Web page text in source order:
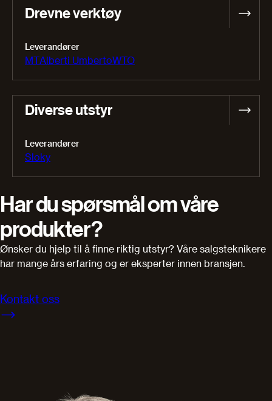
Drevne verktøy
Leverandører
MTAlberti UmbertoWTO
Diverse utstyr
Leverandører
Sloky
Har du spørsmål om våre
produkter?
Ønsker du hjelp til å finne riktig utstyr? Våre salgsteknikere
har mange års erfaring og er eksperter innen bransjen.
Kontakt oss